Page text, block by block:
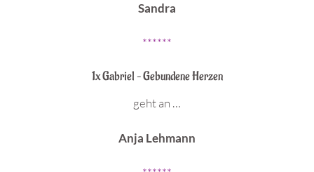
Sandra
******
1x Gabriel – Gebundene Herzen
geht an …
Anja Lehmann